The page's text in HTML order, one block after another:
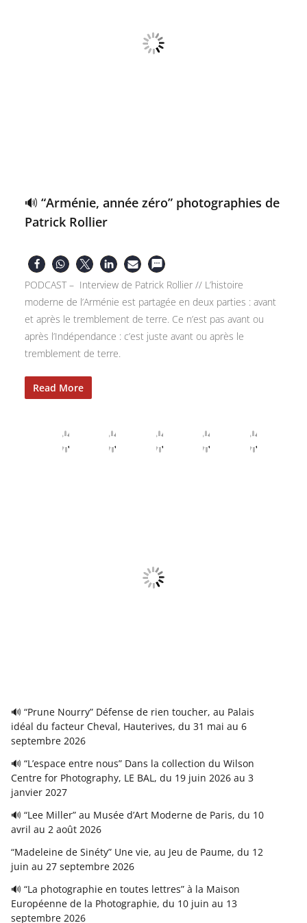
🔊 “Arménie, année zéro” photographies de
Patrick Rollier
PODCAST – Interview de Patrick Rollier // L’histoire
moderne de l’Arménie est partagée en deux parties : avant
et après le tremblement de terre. Ce n’est pas avant ou
après l’Indépendance : c’est juste avant ou après le
tremblement de terre.
Read More
🔊 “Prune Nourry” Défense de rien toucher, au Palais
idéal du facteur Cheval, Hauterives, du 31 mai au 6
septembre 2026
🔊 “L’espace entre nous” Dans la collection du Wilson
Centre for Photography, LE BAL, du 19 juin 2026 au 3
janvier 2027
🔊 “Lee Miller” au Musée d’Art Moderne de Paris, du 10
avril au 2 août 2026
“Madeleine de Sinéty” Une vie, au Jeu de Paume, du 12
juin au 27 septembre 2026
🔊 “La photographie en toutes lettres” à la Maison
Européenne de la Photographie, du 10 juin au 13
septembre 2026